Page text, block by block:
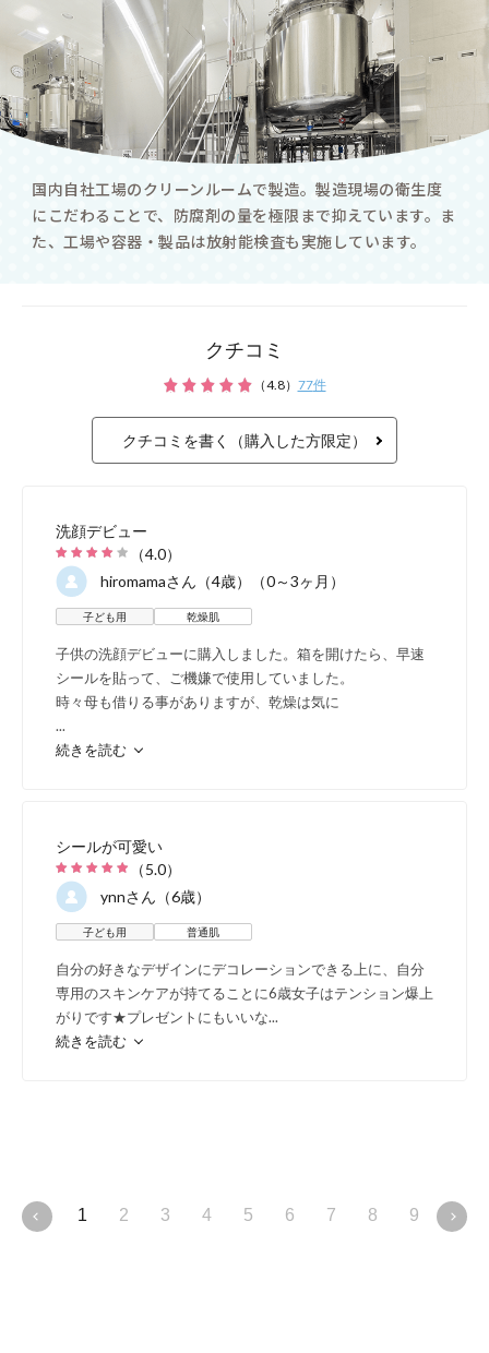
肌のバリア機能を高め
4種のヒト型セラミ
肌がつくり出すセラミド
切な働きをする「４種の
クチコミ
（4.8） 77件
クチコミを書く（購入した方限定）
洗顔デビュー
（4.0）
hiromamaさん（4歳）（0～3ヶ月）
子ども用 乾燥肌
子供の洗顔デビューに購入しました。箱を開けたら、早速
シールを貼って、ご機嫌で使用していました。
時々母も借りる事がありますが、乾燥は気に
...
続きを読む
シールが可愛い
（5.0）
ynnさん（6歳）
子ども用 普通肌
自分の好きなデザインにデコレーションできる上に、自分
専用のスキンケアが持てることに6歳女子はテンション爆上
がりです★プレゼントにもいいな...
続きを読む
1 2 3 4 5 6 7 8 9 10